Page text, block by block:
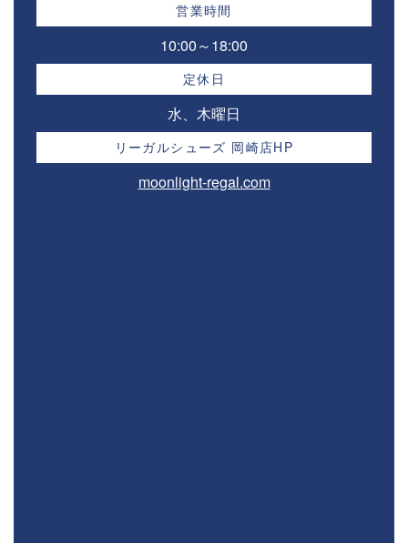
営業時間
10:00～18:00⁣
定休日
水、木曜日
リーガルシューズ 岡崎店HP
moonlight-regal.com